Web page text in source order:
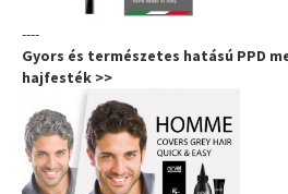
----
Gyors és természetes hatású PPD
hajfesték >>